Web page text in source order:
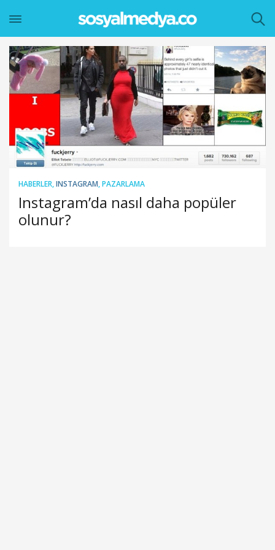
HABERLER,INSTAGRAM,PAZARLAMA
Instagram’da nasıl daha popüler
olunur?